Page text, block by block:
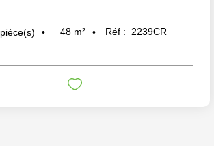
pièce(s) 48 m² Réf : 2239CR